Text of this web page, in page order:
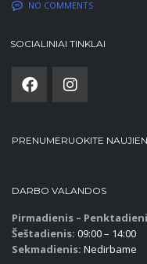
NO COMMENTS
SOCIALINIAI TINKLAI
PRENUMERUOKITE
DARBO VALANDOS
Pirmadienis –
Šeštadienis: 09:00 – 14:00
Sekmadienis: Nedirbame